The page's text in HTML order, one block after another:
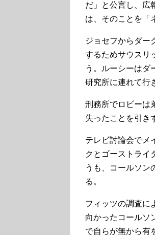
だ」と公言し、広
は、そのことを「
ジョセフからダー
するためサウスリ
う。ルーシーはダ
研究所に連れて行
刑務所でロビーは
失ったことを引き
テレビ討論会でメ
クとゴーストライ
うも、コールソン
る。
フィッツの調査に
向かったコールソ
で自らが無から有